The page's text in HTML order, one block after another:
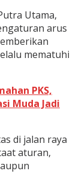
Utama,
arus
mematuhi
PKS,
Muda Jadi
di jalan raya
aturan,